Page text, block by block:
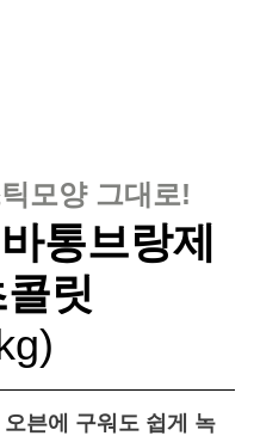
모양 그대로!
통브랑제
릿
븐에 구워도 쉽게 녹